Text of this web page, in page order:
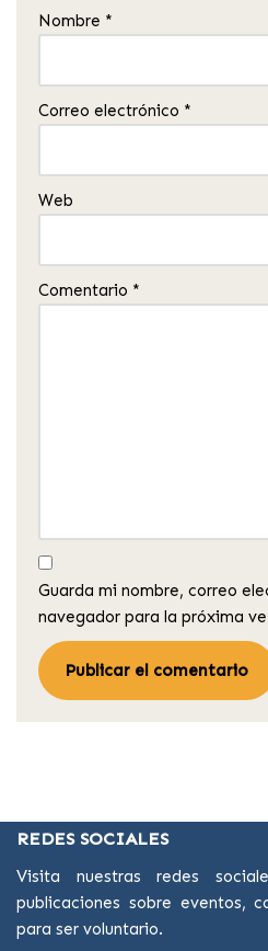
Nombre *
Correo electrónico *
Web
Comentario *
Guarda mi nombre, correo
navegador para la próxima
REDES SOCIALES
Visita nuestras redes
publicaciones sobre eventos,
para ser voluntario.